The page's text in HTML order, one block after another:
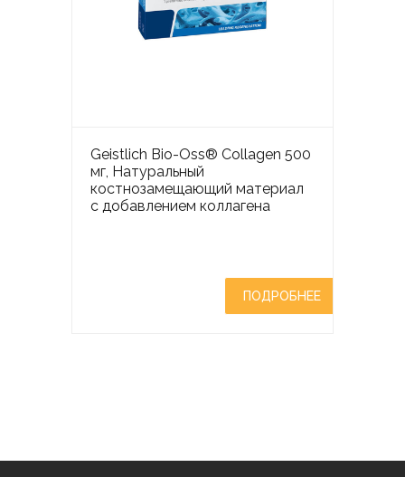
Geistlich Bio-Oss® Collagen 500
мг, Натуральный
костнозамещающий материал
с добавлением коллагена
ПОДРОБНЕЕ